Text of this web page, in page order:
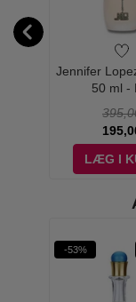
Jennifer
50 ml -
LÆG I
-53%